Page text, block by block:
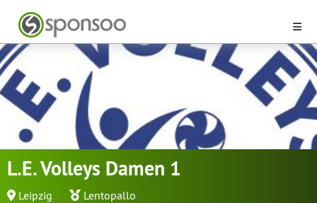
L.E. Volleys Damen 1
Leipzig Lentopallo